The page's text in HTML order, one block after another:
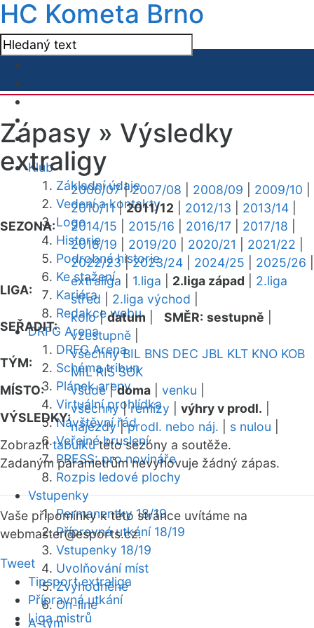
HC Kometa Brno
Klub
Základní údaje
Vedení a kontakty
Logo
Historie
Podrobná historie
Ke stažení
Kariéra
Redakce webu
DRFG Arena
DRFG Arena
Schéma tribun
Plánek areny
Virtuální prohlídka
Návštěvní řád
Veřejné bruslení
PRESS: pro novináře
Rozpis ledové plochy
Vstupenky
Permanentky 18/19
Přípravná utkání 18/19
Vstupenky 18/19
Uvolňování míst
Zvýhodněné
On-line
A-tým
Zápasy » Výsledky
extraligy
SEZONA:
2006/07|2007/08 2008/09 2009/10
2010/11|2011/12 2012/13 2013/14
2014/15
2015/16 2016/17 2017/18
2018/19
2019/20 2020/21 2021/22
2022/23|2023/24 2024/25 2025/26
LIGA:
extraliga 1.liga 2.liga západ
2.liga
střed
2.liga východ
SEŘADIT:
kolo|datum SMĚR: sestupně
vzestupně
TÝM:
všechny BIL BNS DEC JBL KLT KNO KOB
MIL RIS SOK
MÍSTO:
všude|doma venku
VÝSLEDKY:
všechny|remízy výhry v prodl.
nájezdy|prodl. nebo náj. s nulou
Zobrazittabulkutéto sezóny a soutěže.
Zadaným parametrům nevyhovuje žádný zápas.
Vaše připomínky k této stránce uvítáme na
webmaster@esports.cz.
Tweet
Tipsport extraliga
Přípravná utkání
Liga mistrů